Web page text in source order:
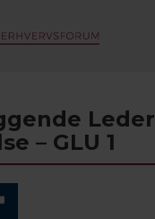
Leder
– GLU 1